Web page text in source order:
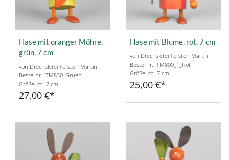
Hase mit oranger Möhre,
grün, 7 cm
von Drechslerei Torsten Martin
Bestellnr.: TM830_Gruen
Größe: ca. 7 cm
27,00 €
Hase mit Blume, rot, 7 cm
von Drechslerei Torsten Martin
Bestellnr.: TM800_1_Rot
Größe: ca. 7 cm
25,00 €